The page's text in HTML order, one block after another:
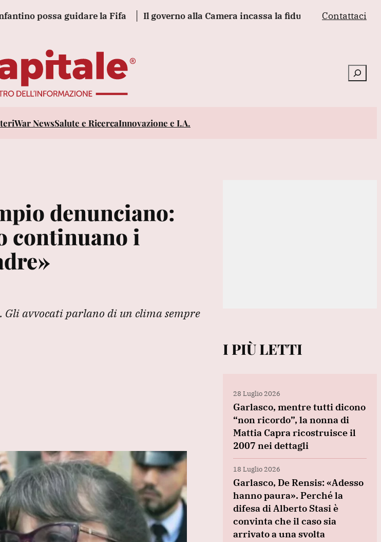
possa guidare la Fifa Il governo alla Camera incassa la fiducia sul decreto giustizia,
Contattaci
Cerca
War NewsSalute e RicercaInnovazione e I.A.
denunciano:
continuano i
Gli avvocati parlano di un clima sempre
I PIÙ LETTI
28 Luglio 2026
Garlasco, mentre tutti dicono
“non ricordo”, la nonna di
Mattia Capra ricostruisce il
2007 nei dettagli
18 Luglio 2026
Garlasco, De Rensis: «Adesso
hanno paura». Perché la
difesa di Alberto Stasi è
convinta che il caso sia
arrivato a una svolta